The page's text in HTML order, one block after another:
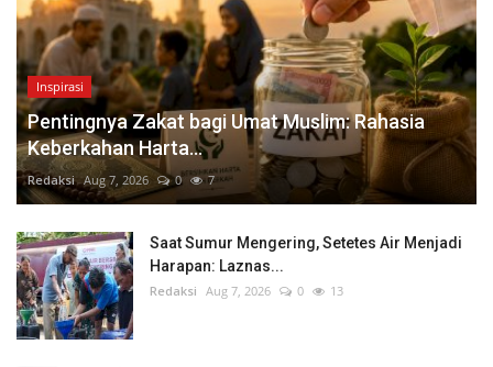
Inspirasi
Pentingnya Zakat bagi Umat Muslim: Rahasia
Keberkahan Harta...
Redaksi Aug 7, 2026 0 7
Saat Sumur Mengering, Setetes Air Menjadi
Harapan: Laznas...
Redaksi Aug 7, 2026 0 13